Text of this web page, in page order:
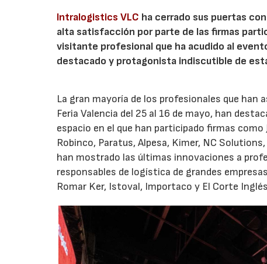
Intralogistics VLC ha cerrado sus puertas
alta satisfacción por parte de las firmas
visitante profesional que ha acudido al
destacado y protagonista indiscutible de
La gran mayoría de los profesionales que han
Feria Valencia del 25 al 16 de mayo, han
espacio en el que han participado firmas
Robinco, Paratus, Alpesa, Kimer, NC
han mostrado las últimas innovaciones a
responsables de logística de grandes
Romar Ker, Istoval, Importaco y El Corte